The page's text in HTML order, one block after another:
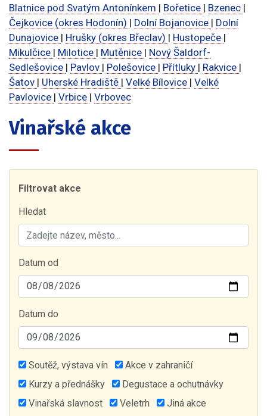
Blatnice pod Svatým Antonínkem | Bořetice | Bzenec |
Čejkovice (okres Hodonín) | Dolní Bojanovice | Dolní
Dunajovice | Hrušky (okres Břeclav) | Hustopeče |
Mikulčice | Milotice | Mutěnice | Nový Šaldorf-
Sedlešovice | Pavlov | Polešovice | Přítluky | Rakvice |
Šatov | Uherské Hradiště | Velké Bílovice | Velké
Pavlovice | Vrbice | Vrbovec
Vinařské akce
Filtrovat akce
Hledat
Datum od
Datum do
Soutěž, výstava vín
Akce v zahraničí
Kurzy a přednášky
Degustace a ochutnávky
Vinařská slavnost
Veletrh
Jiná akce